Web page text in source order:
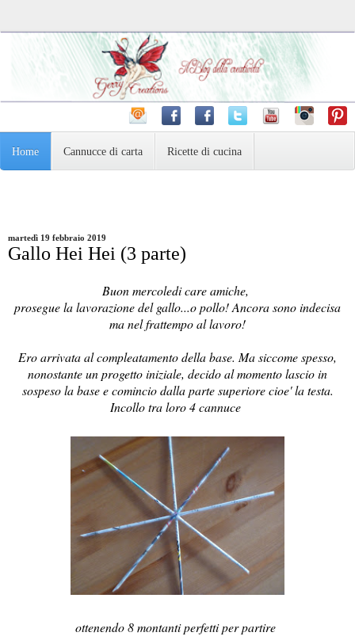
Home Cannucce di carta Ricette di cucina
martedì 19 febbraio 2019
Gallo Hei Hei (3 parte)
Buon mercoledi care amiche,
prosegue la lavorazione del gallo...o pollo! Ancora sono indecisa
ma nel frattempo al lavoro!
Ero arrivata al compleatamento della base. Ma siccome spesso,
nonostante un progetto iniziale, decido al momento lascio in
sospeso la base e comincio dalla parte superiore cioe' la testa.
Incollo tra loro 4 cannuce
ottenendo 8 montanti perfetti per partire